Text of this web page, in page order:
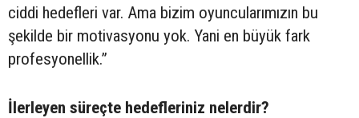
ciddi hedefleri var. Ama bizim oyuncularımızın bu
şekilde bir motivasyonu yok. Yani en büyük fark
profesyonellik.”
İlerleyen süreçte hedefleriniz nelerdir?